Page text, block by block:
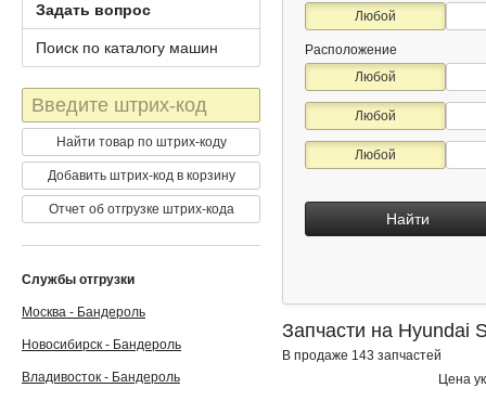
Любой
Расположение
Любой
Любой
Любой
Найти
Запчасти на Hyundai
В продаже 143 запчастей
Цена
Задать вопрос
Поиск по каталогу машин
Штрих-
код
Найти товар по штрих-коду
Добавить штрих-код в корзину
Отчет об отгрузке штрих-кода
Службы отгрузки
Москва - Бандероль
Новосибирск - Бандероль
Владивосток - Бандероль